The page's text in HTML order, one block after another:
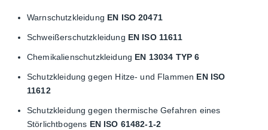
Warnschutzkleidung EN ISO 20471
Schweißerschutzkleidung EN ISO 11611
Chemikalienschutzkleidung EN 13034 TYP 6
Schutzkleidung gegen Hitze- und Flammen EN ISO
11612
Schutzkleidung gegen thermische Gefahren eines
Störlichtbogens EN ISO 61482-1-2